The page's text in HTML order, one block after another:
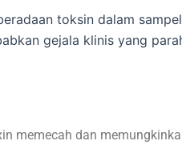
toksin dalam
gejala klinis yang
memecah dan